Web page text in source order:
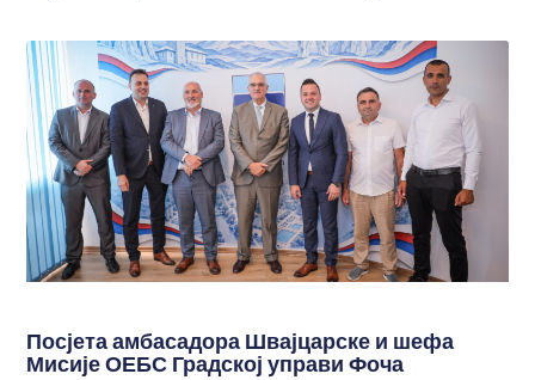
Посјета амбасадора Швајцарске и шефа
Мисије ОЕБС Градској управи Фоча